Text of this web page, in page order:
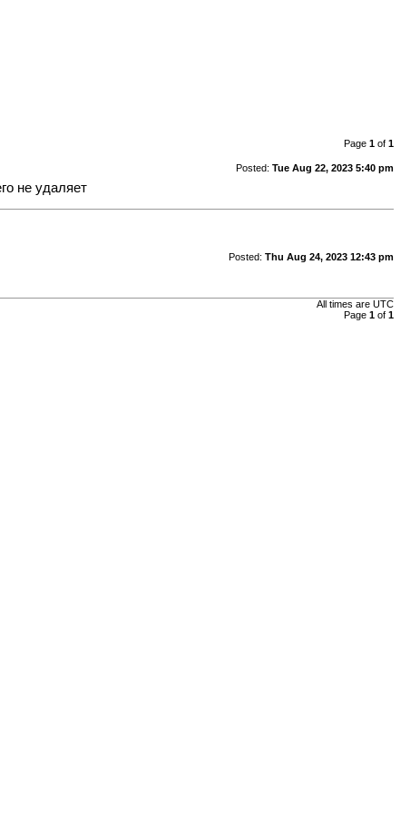
Page 1of 1
Posted: Tue Aug 22, 2023 5:40 pm
не удаляет
Posted: Thu Aug 24, 2023 12:43 pm
All times are UTC
Page 1of 1